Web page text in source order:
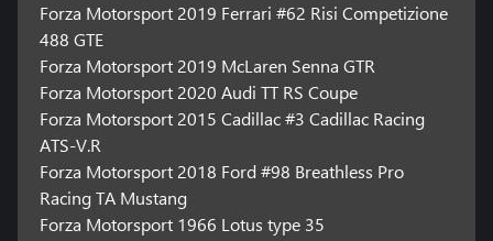
Forza Motorsport 2019 Ferrari #62 Risi Competizione
488 GTE
Forza Motorsport 2019 McLaren Senna GTR
Forza Motorsport 2020 Audi TT RS Coupe
Forza Motorsport 2015 Cadillac #3 Cadillac Racing
ATS-V.R
Forza Motorsport 2018 Ford #98 Breathless Pro
Racing TA Mustang
Forza Motorsport 1966 Lotus type 35